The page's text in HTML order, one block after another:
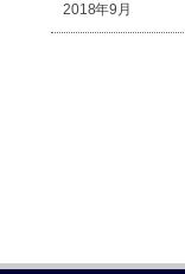
2018年9月